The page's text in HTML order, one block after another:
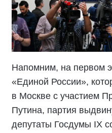
Напомним, на первом
«Единой России»,
в Москве с участием
Путина, партия
депутаты Госдумы IX